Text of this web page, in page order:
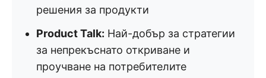
решения за продукти
Product Talk: Най-добър за стратегии
за непрекъснато откриване и
проучване на потребителите